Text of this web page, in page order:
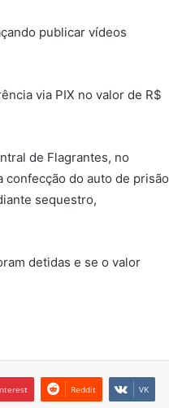
publicar vídeos
via PIX no valor de R$
de Flagrantes, no
do auto de prisão
sequestro,
detidas e se o valor
Reddit VK